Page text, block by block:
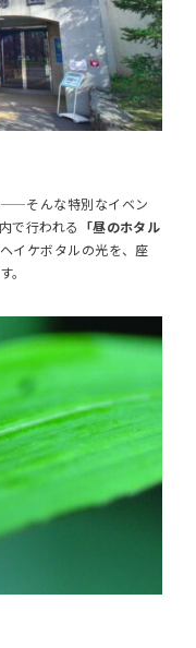
——そんな特別なイベン
で行われる 「昼のホタル
イケボタルの光を、座
。